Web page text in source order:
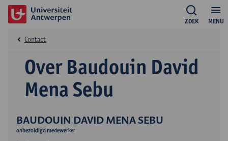
MENU
ZOEK
BAUDOUIN DAVID MENA SEBU
onbezoldigd medewerker
Over Baudouin David
Mena Sebu
Contact